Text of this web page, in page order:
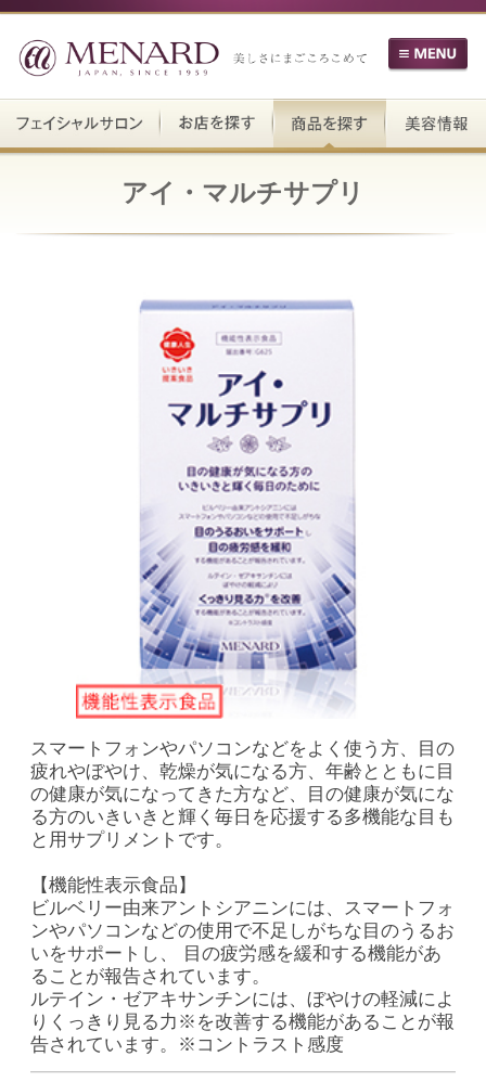
アイ・マルチサプリ
スマートフォンやパソコンなどをよく使う方、目の
疲れやぼやけ、乾燥が気になる方、年齢とともに目
の健康が気になってきた方など、目の健康が気にな
る方のいきいきと輝く毎日を応援する多機能な目も
と用サプリメントです。
ビルベリー由来アントシアニンには、スマートフォ
ンやパソコンなどの使用で不足しがちな目のうるお
いをサポートし、 目の疲労感を緩和する機能があ
ることが報告されています。
ルテイン・ゼアキサンチンには、ぼやけの軽減によ
告されています。※コントラスト感度
内容量：46.2g（385mg×120粒、1粒の内容液
250mg）
価格：5,000円（税込5,400円）
特長
栄養成分
摂取目安量・召し上がり方
賞味期限